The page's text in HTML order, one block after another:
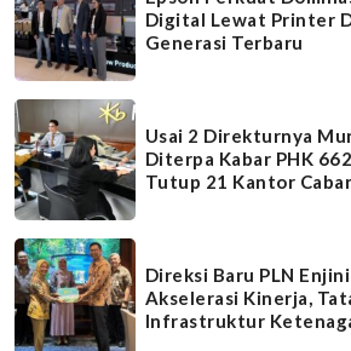
Digital Lewat Printer
Generasi Terbaru
Usai 2 Direkturnya
Diterpa Kabar PHK
Tutup 21 Kantor
Direksi Baru PLN
Akselerasi Kinerja,
Infrastruktur